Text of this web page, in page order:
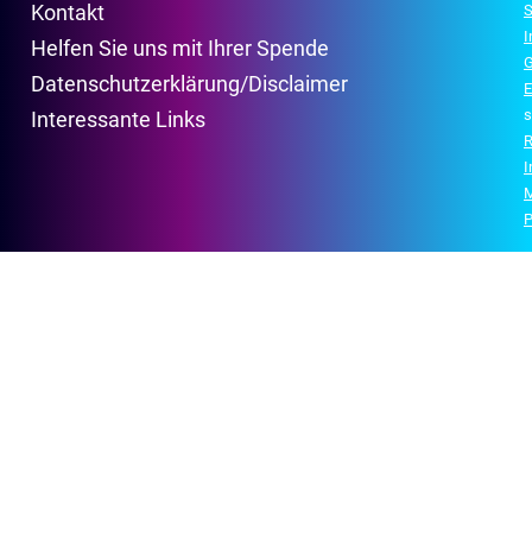
Kontakt
Helfen Sie uns mit Ihrer Spende
Datenschutzerklärung/Disclaimer
Interessante Links